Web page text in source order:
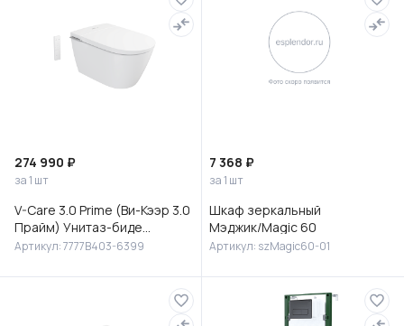
274 990 ₽
за 1 шт
V-Care 3.0 Prime (Ви-Кээр 3.0
Прайм) Унитаз-биде
подвесной, 7777B403-6399
Артикул: 7777B403-6399
7 368 ₽
за 1 шт
Шкаф зеркальный
Мэджик/Magic 60
Артикул: szMagic60-01